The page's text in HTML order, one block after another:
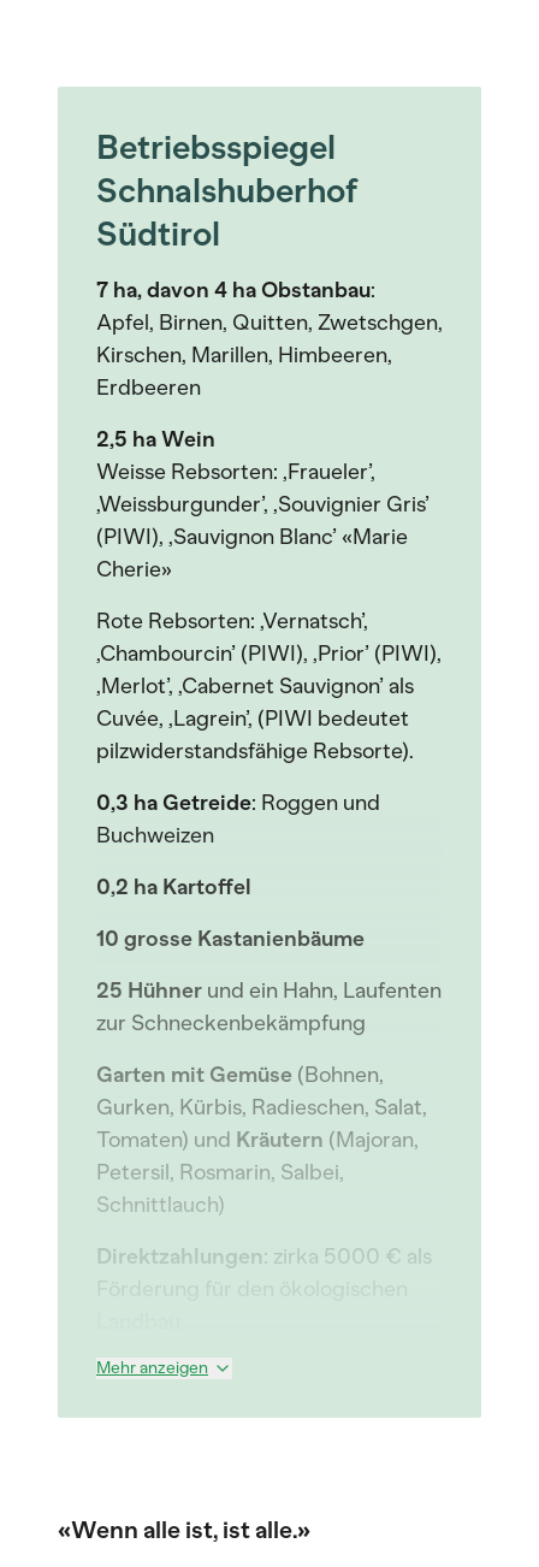
Betriebsspiegel
Schnalshuberhof
Südtirol
7 ha, davon 4 ha Obstanbau:
Apfel, Birnen, Quitten, Zwetschgen,
Kirschen, Marillen, Himbeeren,
Erdbeeren
2,5 ha Wein
Weisse Rebsorten: ,Fraueler’,
,Weissburgunder’, ,Souvignier Gris’
(PIWI), ,Sauvignon Blanc’ «Marie
Cherie»
Rote Rebsorten: ,Vernatsch’,
,Chambourcin’ (PIWI), ,Prior’ (PIWI),
,Merlot’, ,Cabernet Sauvignon’ als
Cuvée, ,Lagrein’, (PIWI bedeutet
pilzwiderstandsfähige Rebsorte).
0,3 ha Getreide: Roggen und
Buchweizen
0,2 ha Kartoffel
10 grosse Kastanienbäume
25 Hühner und ein Hahn, Laufenten
zur Schneckenbekämpfung
Garten mit Gemüse (Bohnen,
Gurken, Kürbis, Radieschen, Salat,
Tomaten) und Kräutern (Majoran,
Petersil, Rosmarin, Salbei,
Schnittlauch)
Direktzahlungen: zirka 5000 € als
Mehr anzeigen
«Wenn alle ist, ist alle.»